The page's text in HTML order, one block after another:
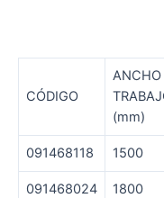
CÓDIGO
ANCHO
(mm)
091468118 1500
091468024 1800